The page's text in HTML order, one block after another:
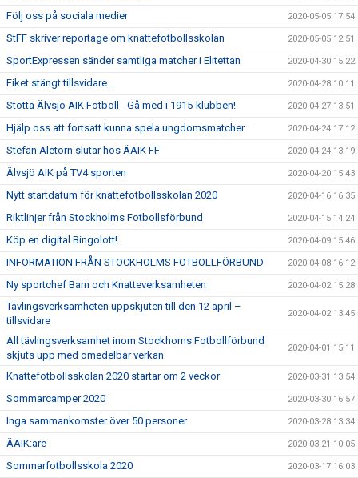
Följ oss på sociala medier 2020-05-05 17:54
StFF skriver reportage om knattefotbollsskolan 2020-05-05 12:51
SportExpressen sänder samtliga matcher i Elitettan 2020-04-30 15:22
Fiket stängt tillsvidare... 2020-04-28 10:11
Stötta Älvsjö AIK Fotboll - Gå med i 1915-klubben! 2020-04-27 13:51
Hjälp oss att fortsatt kunna spela ungdomsmatcher 2020-04-24 17:12
Stefan Aletorn slutar hos ÄAIK FF 2020-04-24 13:19
Älvsjö AIK på TV4 sporten 2020-04-20 15:43
Nytt startdatum för knattefotbollsskolan 2020 2020-04-16 16:35
Riktlinjer från Stockholms Fotbollsförbund 2020-04-15 14:24
Köp en digital Bingolott! 2020-04-09 15:46
INFORMATION FRÅN STOCKHOLMS FOTBOLLFÖRBUND 2020-04-08 16:12
Ny sportchef Barn och Knatteverksamheten 2020-04-02 15:28
Tävlingsverksamheten uppskjuten till den 12 april –
tillsvidare
2020-04-02 13:45
All tävlingsverksamhet inom Stockhoms Fotbollförbund
skjuts upp med omedelbar verkan
2020-04-01 15:11
Knattefotbollsskolan 2020 startar om 2 veckor 2020-03-31 13:54
Sommarcamper 2020 2020-03-30 16:57
Inga sammankomster över 50 personer 2020-03-28 13:34
ÄAIK:are 2020-03-21 10:05
Sommarfotbollsskola 2020 2020-03-17 16:03